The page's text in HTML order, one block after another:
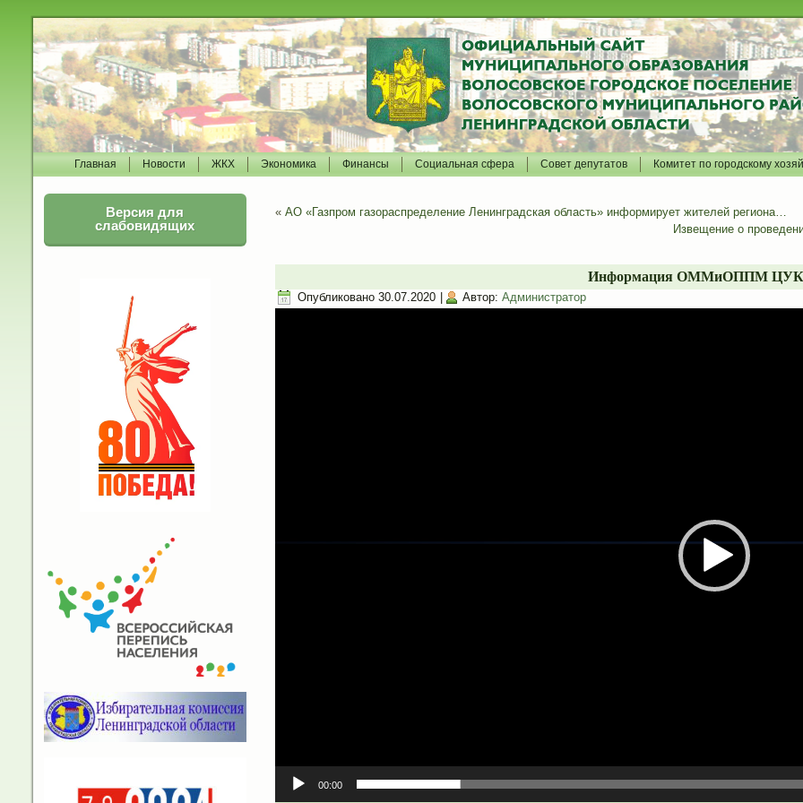
Главная Новости ЖКХ Экономика Финансы Социальная сфера Совет депутатов Комитет по городскому
Версия для
слабовидящих
« АО «Газпром газораспределение Ленинградская область» информирует жителей региона…
Извещение о
Информация ОММиОППМ
Опубликовано 30.07.2020 Автор: Администратор
00:00